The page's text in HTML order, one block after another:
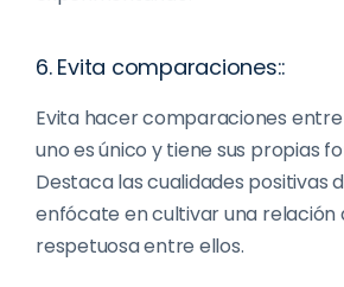
6. Evita comparaciones::
Evita hacer comparaciones entre
uno es único y tiene sus propias
Destaca las cualidades positivas
enfócate en cultivar una relación
respetuosa entre ellos.